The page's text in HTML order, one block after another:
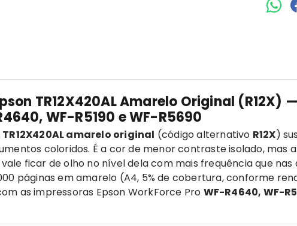
TR12X420AL Amarelo Original (R12X)
WF-R5190 e WF-R5690
amarelo original (código alternativo R12X)
coloridos. É a cor de menor contraste isolado, mas
ficar de olho no nível dela com mais frequência que nas
páginas em amarelo (A4, 5% de cobertura, conforme
as impressoras Epson WorkForce Pro WF-R4640, WF-